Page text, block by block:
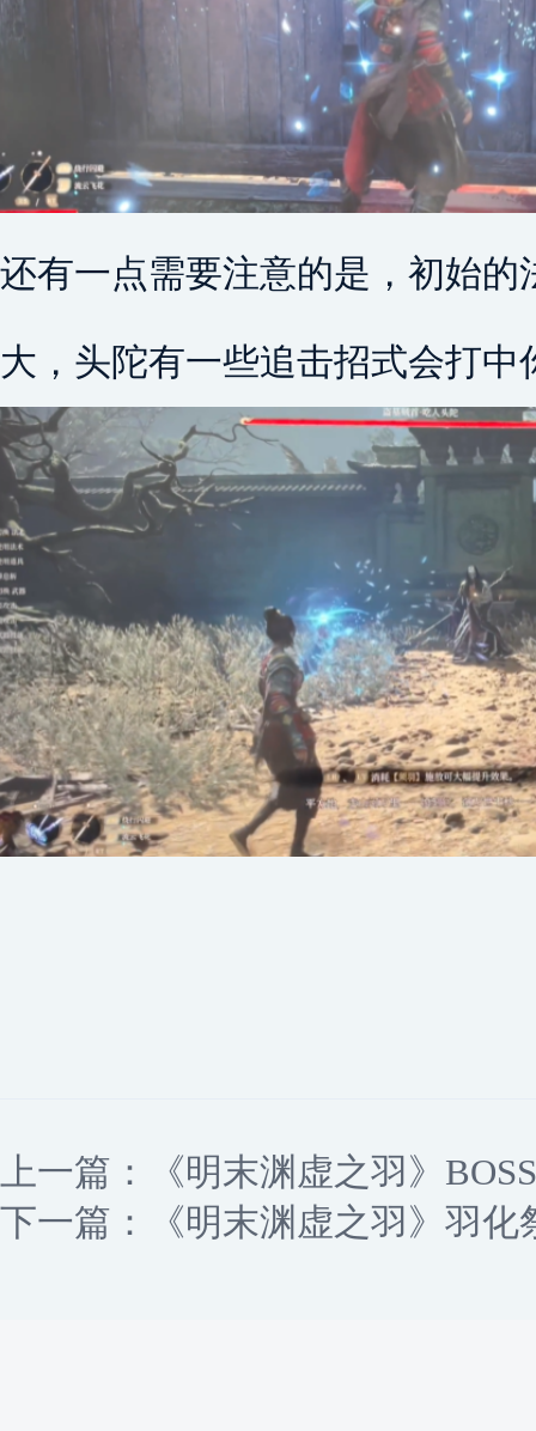
还有一点需要注意的是，初始的
大，头陀有一些追击招式会打中
上一篇：
《明末渊虚之羽》
下一篇：
《明末渊虚之羽》羽